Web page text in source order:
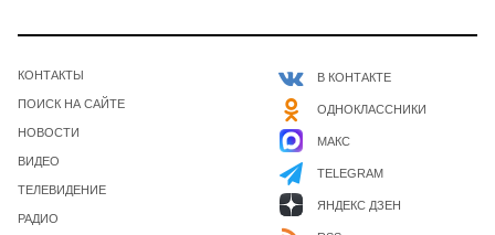
КОНТАКТЫ
ПОИСК НА САЙТЕ
НОВОСТИ
ВИДЕО
ТЕЛЕВИДЕНИЕ
РАДИО
В КОНТАКТЕ
ОДНОКЛАССНИКИ
МАКС
TELEGRAM
ЯНДЕКС ДЗЕН